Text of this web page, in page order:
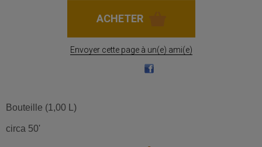
Envoyer cette page à un(e) ami(e)
Bouteille (1,00 L)
circa 50'